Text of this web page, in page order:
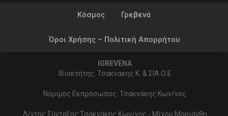
Κόσμος Γρεβενά
Όροι Χρήσης – Πολιτική Απορρήτου
IGREVENA
Ιδιοκτήτης: Τσακνακης Κ. & ΣΙΑ Ο.Ε
Νόμιμος Εκπρόσωπος: Τσακνάκης Κων/νος
Δ/ντης Σύνταξης:Τσακνάκης Κων/νος - Μίχου Μαριάνθη